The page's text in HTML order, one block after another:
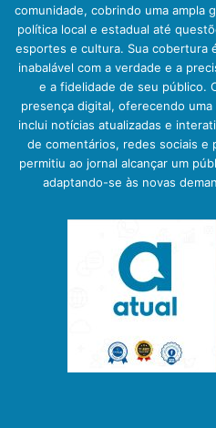
comunidade, cobrindo uma ampla
política local e estadual até
esportes e cultura. Sua cobertura
inabalável com a verdade e a
e a fidelidade de seu público.
presença digital, oferecendo
inclui notícias atualizadas e
de comentários, redes sociais e
permitiu ao jornal alcançar um
adaptando-se às novas